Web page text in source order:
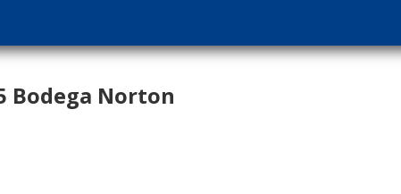
Bodega Norton